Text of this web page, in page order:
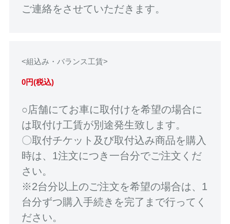
ご連絡をさせていただきます。
<組込み・バランス工賃>
0円(税込)
○店舗にてお車に取付けを希望の場合に
は取付け工賃が別途発生致します。
〇取付チケット及び取付込み商品を購入
時は、1注文につき一台分でご注文くだ
さい。
※2台分以上のご注文を希望の場合は、1
台分ずつ購入手続きを完了まで行ってく
ださい。